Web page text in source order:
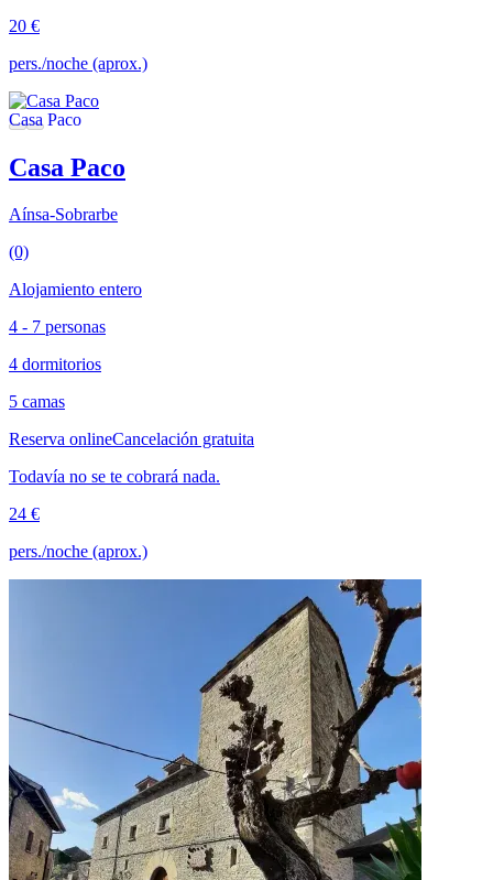
20 €
pers./noche (aprox.)
Casa Paco
Aínsa-Sobrarbe
(0)
Alojamiento entero
4 - 7 personas
4 dormitorios
5 camas
Reserva onlineCancelación gratuita
Todavía no se te cobrará nada.
24 €
pers./noche (aprox.)